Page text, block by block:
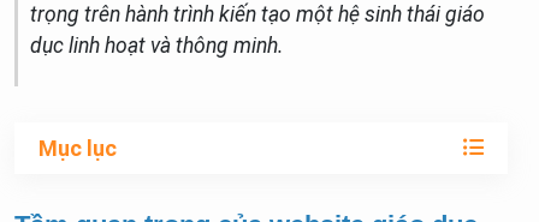
trọng trên hành trình kiến tạo một hệ sinh thái giáo
dục linh hoạt và thông minh.
Mục lục